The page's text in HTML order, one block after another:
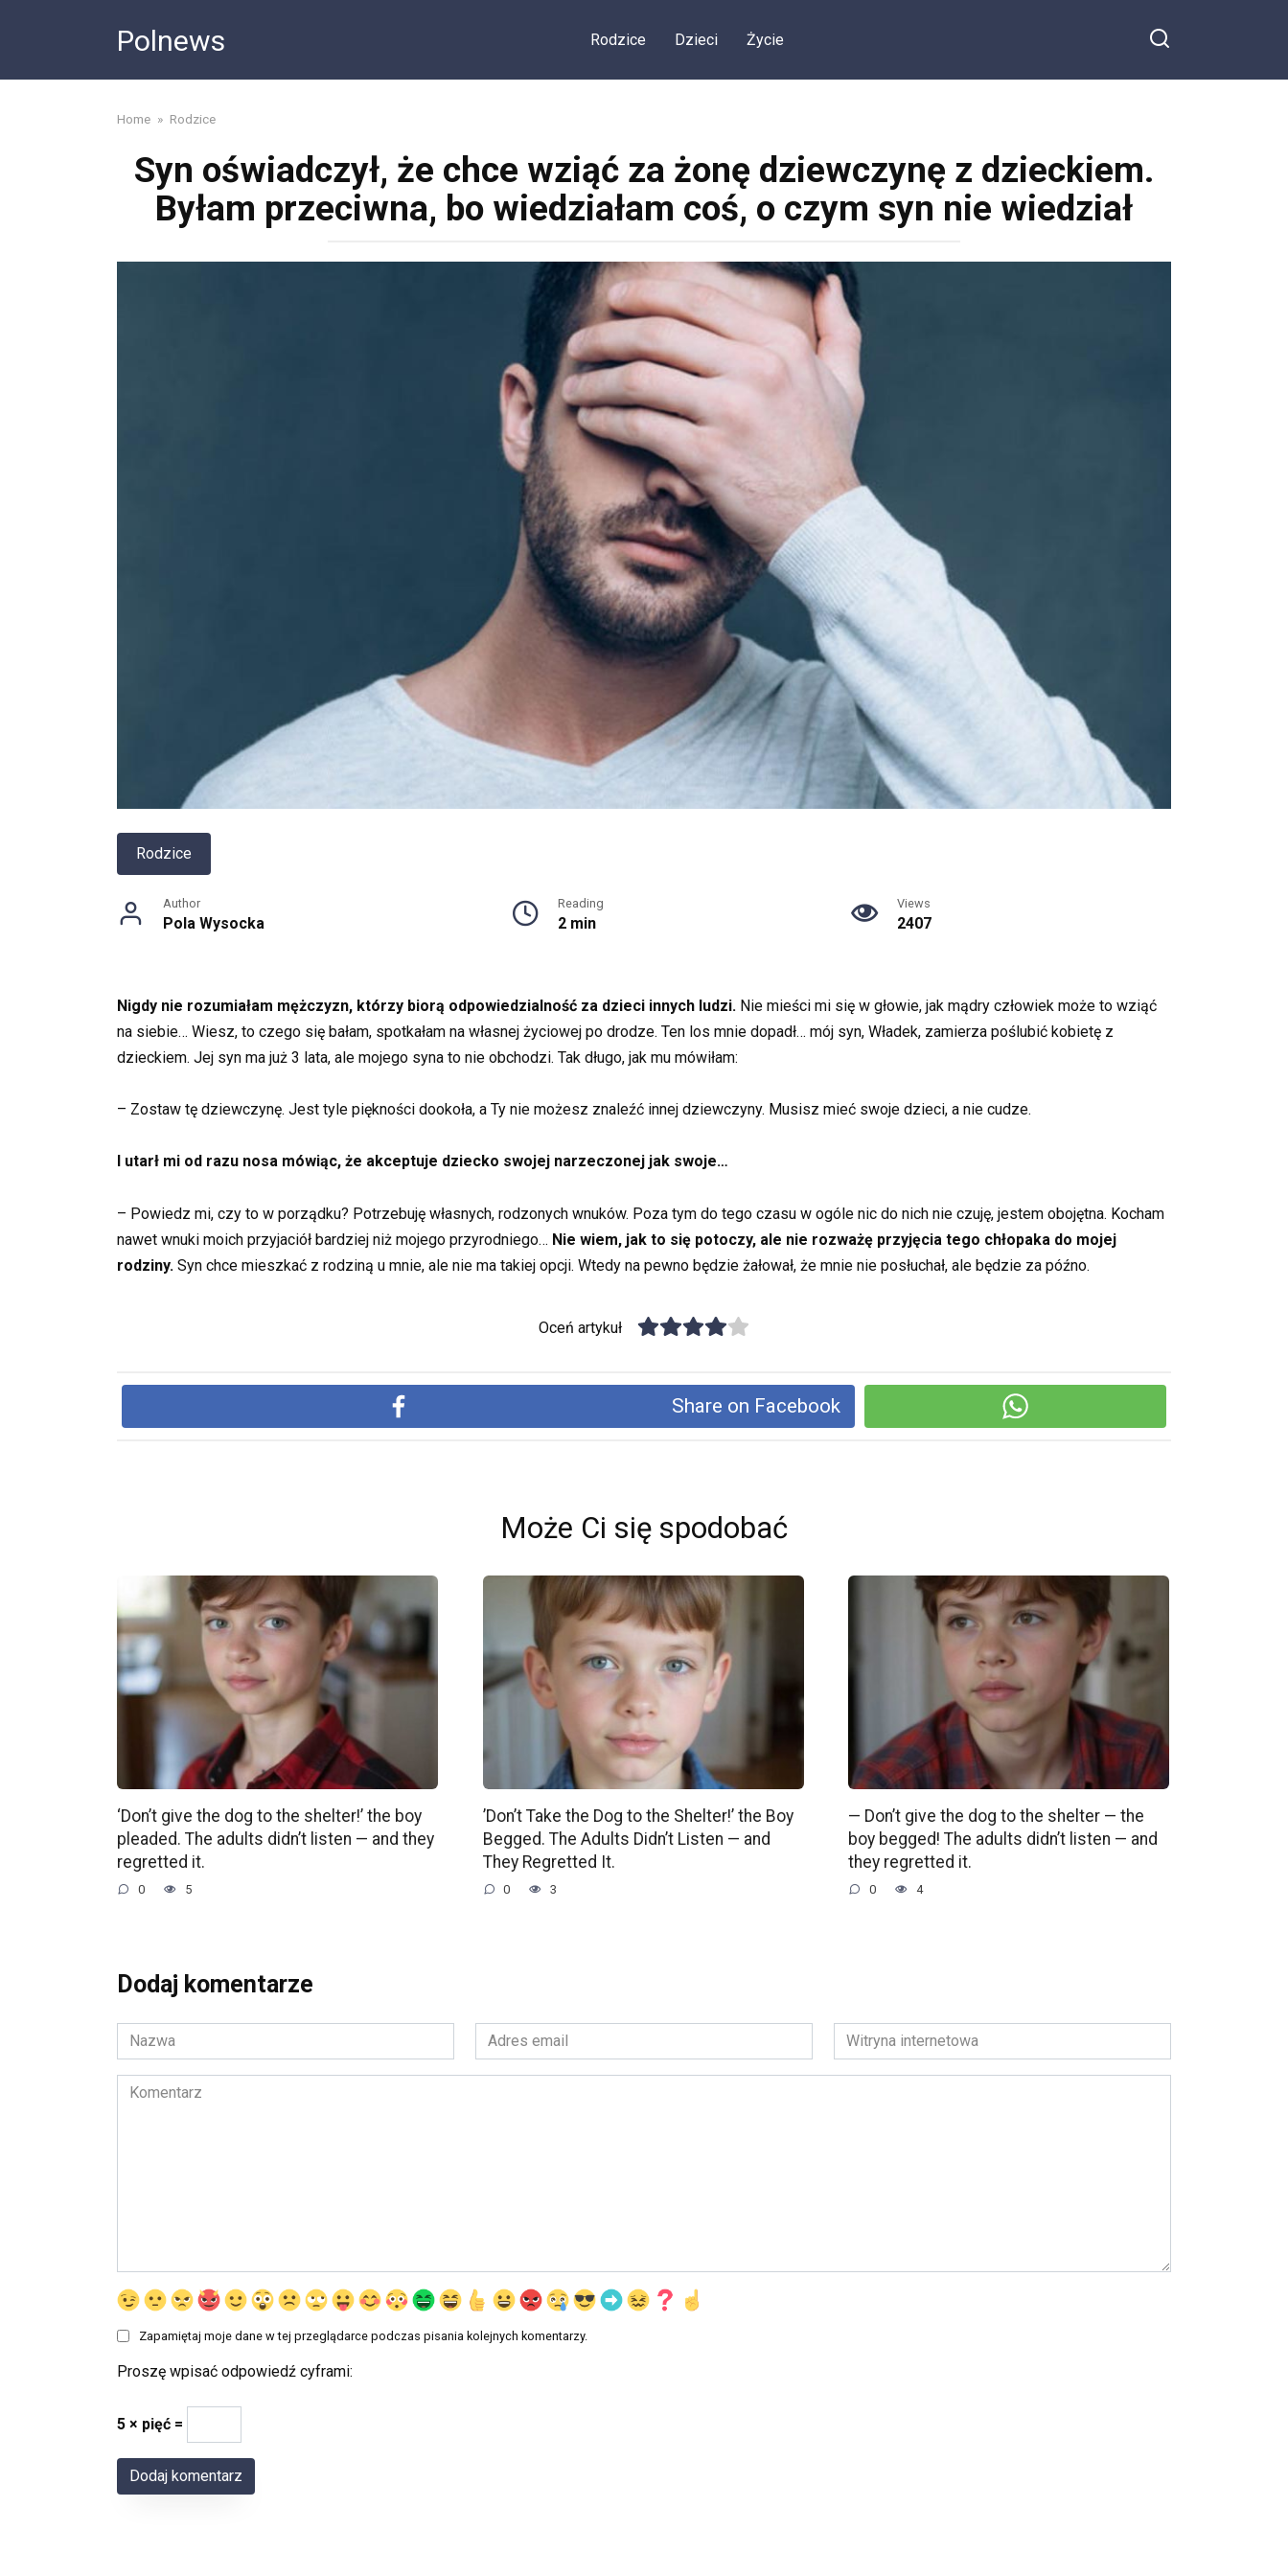
Polnews Rodzice Dzieci Życie
Home » Rodzice
Syn oświadczył, że chce wziąć za żonę dziewczynę z dzieckiem.
Byłam przeciwna, bo wiedziałam coś, o czym syn nie wiedział
Rodzice
Author
Pola Wysocka
Reading
2 min
Views
2407
Nigdy nie rozumiałam mężczyzn, którzy biorą odpowiedzialność za dzieci innych ludzi. Nie mieści mi się w głowie, jak mądry człowiek może to wziąć
na siebie… Wiesz, to czego się bałam, spotkałam na własnej życiowej po drodze. Ten los mnie dopadł… mój syn, Władek, zamierza poślubić kobietę z
dzieckiem. Jej syn ma już 3 lata, ale mojego syna to nie obchodzi. Tak długo, jak mu mówiłam:
– Zostaw tę dziewczynę. Jest tyle piękności dookoła, a Ty nie możesz znaleźć innej dziewczyny. Musisz mieć swoje dzieci, a nie cudze.
I utarł mi od razu nosa mówiąc, że akceptuje dziecko swojej narzeczonej jak swoje…
– Powiedz mi, czy to w porządku? Potrzebuję własnych, rodzonych wnuków. Poza tym do tego czasu w ogóle nic do nich nie czuję, jestem obojętna. Kocham
nawet wnuki moich przyjaciół bardziej niż mojego przyrodniego… Nie wiem, jak to się potoczy, ale nie rozważę przyjęcia tego chłopaka do mojej
rodziny. Syn chce mieszkać z rodziną u mnie, ale nie ma takiej opcji. Wtedy na pewno będzie żałował, że mnie nie posłuchał, ale będzie za późno.
Oceń artykuł
Share on Facebook
Może Ci się spodobać
‘Don’t give the dog to the shelter!’ the boy
pleaded. The adults didn’t listen — and they
regretted it.
0 5
’Don’t Take the Dog to the Shelter!’ the Boy
Begged. The Adults Didn’t Listen — and
They Regretted It.
0 3
— Don’t give the dog to the shelter — the
boy begged! The adults didn’t listen — and
they regretted it.
0 4
Dodaj komentarze
Nazwa
*
Adres
email
*
Witryna
internetowa
Komentarz
Zapamiętaj moje dane w tej przeglądarce podczas pisania kolejnych komentarzy.
Proszę wpisać odpowiedź cyframi:
5 × pięć =